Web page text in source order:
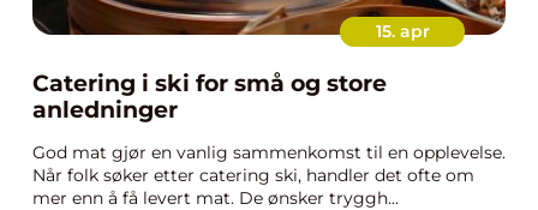
15. apr
Catering i ski for små og store
anledninger
God mat gjør en vanlig sammenkomst til en opplevelse.
Når folk søker etter catering ski, handler det ofte om
mer enn å få levert mat. De ønsker tryggh...